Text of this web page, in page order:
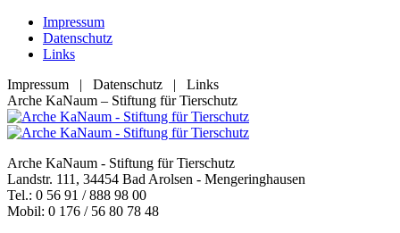
Zum
Inhalt
springen
Impressum
Datenschutz
Links
Impressum | Datenschutz | Links
Facebook
page
opens
new
window
YouTube
page
opens
new
window
RSS
page
opens
new
window
E-
Mail
page
in
new
window
Arche KaNaum – Stiftung für Tierschutz
Arche KaNaum - Stiftung für Tierschutz
Landstr. 111, 34454 Bad Arolsen - Mengeringhausen
Tel.: 0 56 91 / 888 98 00
Mobil: 0 176 / 56 80 78 48